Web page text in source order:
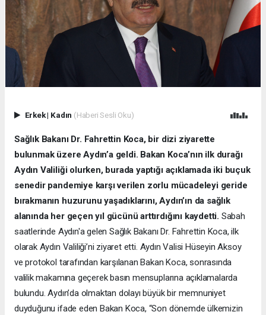
Erkek| Kadın (Haberi Sesli Oku)
Sağlık Bakanı Dr. Fahrettin Koca, bir dizi ziyarette
bulunmak üzere Aydın’a geldi. Bakan Koca’nın ilk durağı
Aydın Valiliği olurken, burada yaptığı açıklamada iki buçuk
senedir pandemiye karşı verilen zorlu mücadeleyi geride
bırakmanın huzurunu yaşadıklarını, Aydın’ın da sağlık
alanında her geçen yıl gücünü arttırdığını kaydetti. Sabah
saatlerinde Aydın'a gelen Sağlık Bakanı Dr. Fahrettin Koca, ilk
olarak Aydın Valiliği’ni ziyaret etti. Aydın Valisi Hüseyin Aksoy
ve protokol tarafından karşılanan Bakan Koca, sonrasında
valilik makamına geçerek basın mensuplarına açıklamalarda
bulundu. Aydın’da olmaktan dolayı büyük bir memnuniyet
duyduğunu ifade eden Bakan Koca, “Son dönemde ülkemizin